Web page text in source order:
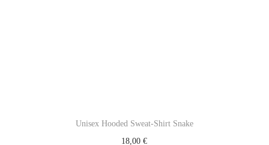
Unisex Hooded Sweat-Shirt Snake
18,00€